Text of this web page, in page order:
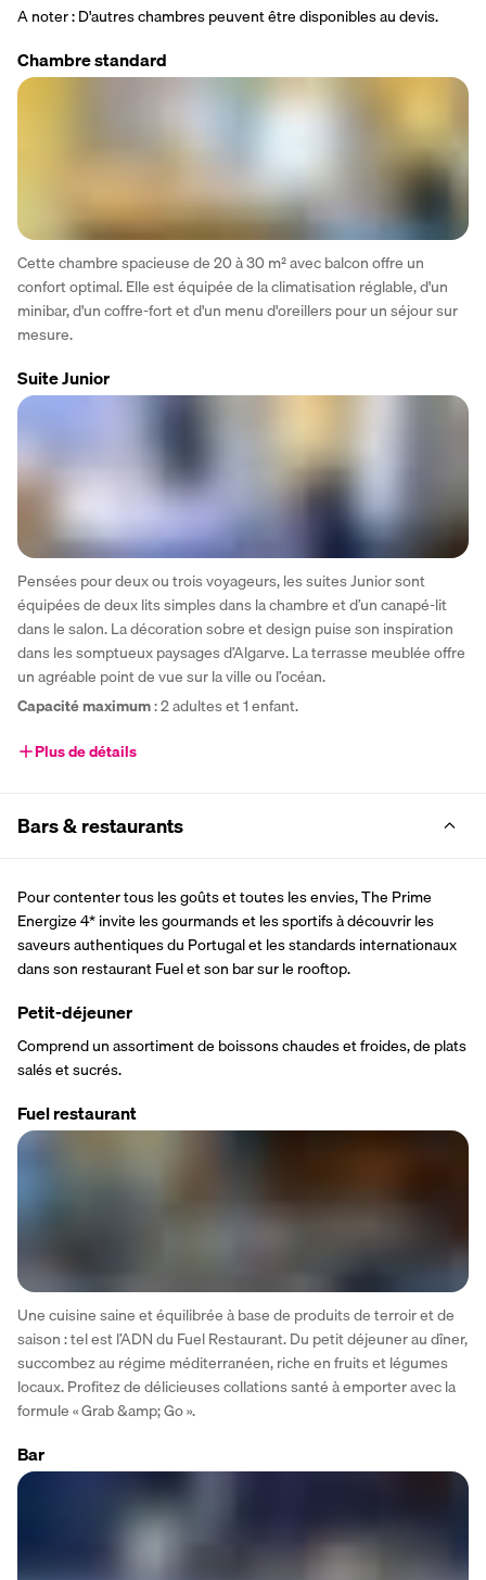
A noter : D'autres chambres peuvent être disponibles au devis.
Chambre standard
Cette chambre spacieuse de 20 à 30 m² avec balcon offre un
confort optimal. Elle est équipée de la climatisation réglable, d'un
minibar, d'un coffre-fort et d'un menu d'oreillers pour un séjour sur
mesure.
Suite Junior
Pensées pour deux ou trois voyageurs, les suites Junior sont
équipées de deux lits simples dans la chambre et d’un canapé-lit
dans le salon. La décoration sobre et design puise son inspiration
dans les somptueux paysages d’Algarve. La terrasse meublée offre
un agréable point de vue sur la ville ou l’océan.
Capacité maximum : 2 adultes et 1 enfant.
Plus de détails
Bars & restaurants
Pour contenter tous les goûts et toutes les envies, The Prime
Energize 4* invite les gourmands et les sportifs à découvrir les
saveurs authentiques du Portugal et les standards internationaux
dans son restaurant Fuel et son bar sur le rooftop.
Petit-déjeuner
Comprend un assortiment de boissons chaudes et froides, de plats
salés et sucrés.
Fuel restaurant
Une cuisine saine et équilibrée à base de produits de terroir et de
saison : tel est l’ADN du Fuel Restaurant. Du petit déjeuner au dîner,
succombez au régime méditerranéen, riche en fruits et légumes
locaux. Profitez de délicieuses collations santé à emporter avec la
formule « Grab &amp; Go ».
Bar